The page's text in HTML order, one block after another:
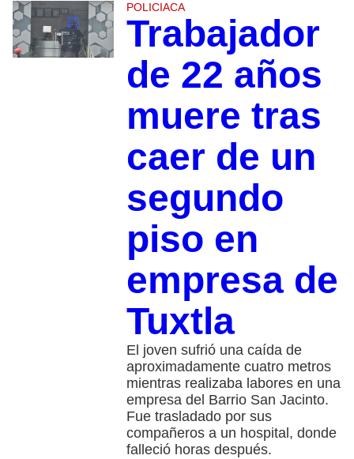
POLICIACA
Trabajador
de 22 años
muere tras
caer de un
segundo
piso en
empresa de
Tuxtla
El joven sufrió una caída de
aproximadamente cuatro metros
mientras realizaba labores en una
empresa del Barrio San Jacinto.
Fue trasladado por sus
compañeros a un hospital, donde
falleció horas después.